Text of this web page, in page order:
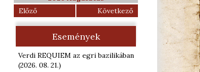
Előző
Következő
Események
Verdi REQUIEM az egri bazilikában
(2026. 08. 21.)